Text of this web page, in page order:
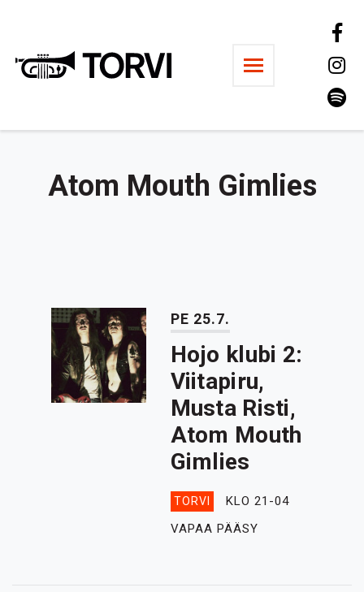
Ravintola Torvi
Atom Mouth Gimlies
PE 25.7.
Hojo klubi 2:
Viitapiru,
Musta Risti,
Atom Mouth
Gimlies
TORVI
KLO 21-04
VAPAA PÄÄSY